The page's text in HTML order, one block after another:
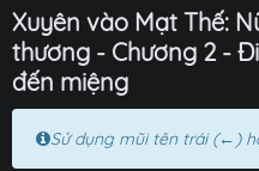
Xuyên vào Mạt Thế:
thương - Chương 2 -
đến miệng
Sử dụng mũi tên trái (←)